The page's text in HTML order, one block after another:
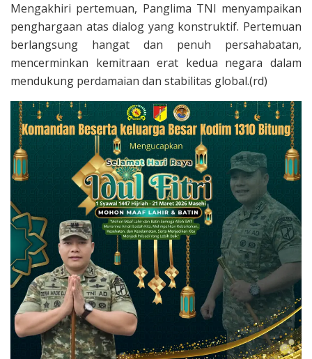
Mengakhiri pertemuan, Panglima TNI menyampaikan
penghargaan atas dialog yang konstruktif. Pertemuan
berlangsung hangat dan penuh persahabatan,
mencerminkan kemitraan erat kedua negara dalam
mendukung perdamaian dan stabilitas global.(rd)